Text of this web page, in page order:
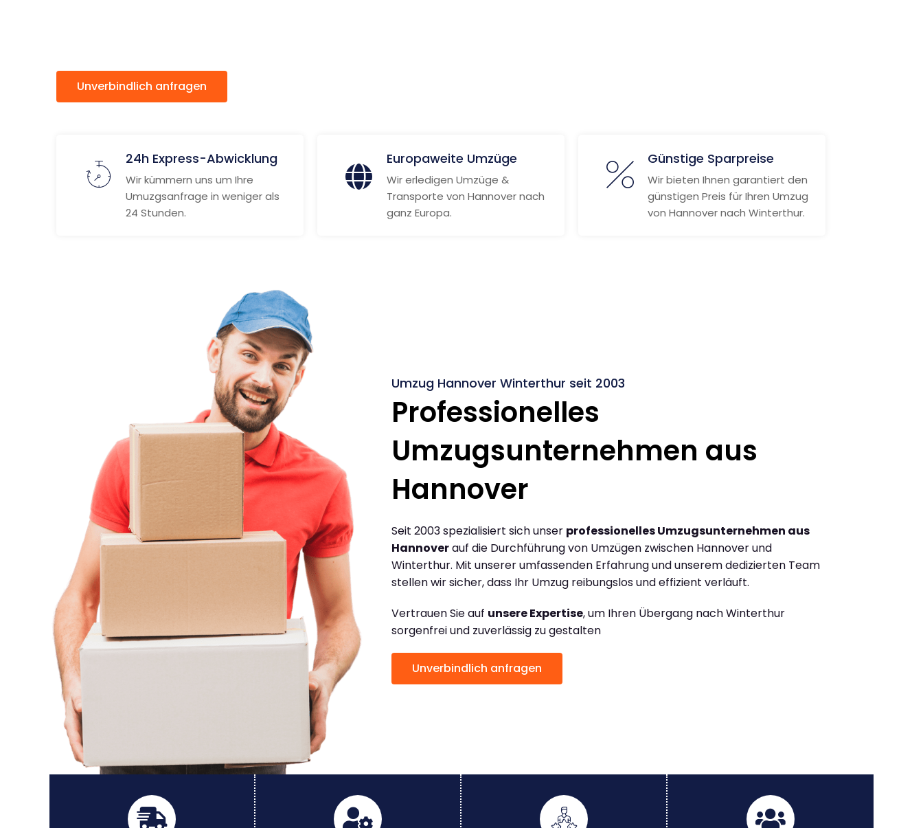
Unverbindlich anfragen
24h Express-Abwicklung
Wir kümmern uns um Ihre
Umuzgsanfrage in weniger als
24 Stunden.
Europaweite Umzüge
Wir erledigen Umzüge &
Transporte von Hannover nach
ganz Europa.
Günstige Sparpreise
Wir bieten Ihnen garantiert den
günstigen Preis für Ihren Umzug
von Hannover nach Winterthur.
Umzug Hannover Winterthur seit 2003
Professionelles
Umzugsunternehmen aus
Hannover
Seit 2003 spezialisiert sich unser professionelles Umzugsunternehmen aus
Hannoverauf die Durchführung von Umzügen zwischen Hannover und
Winterthur. Mit unserer umfassenden Erfahrung und unserem dedizierten Team
stellen wir sicher, dass Ihr Umzug reibungslos und effizient verläuft.
Vertrauen Sie auf unsere Expertise, um Ihren Übergang nach Winterthur
sorgenfrei und zuverlässig zu gestalten
Unverbindlich anfragen